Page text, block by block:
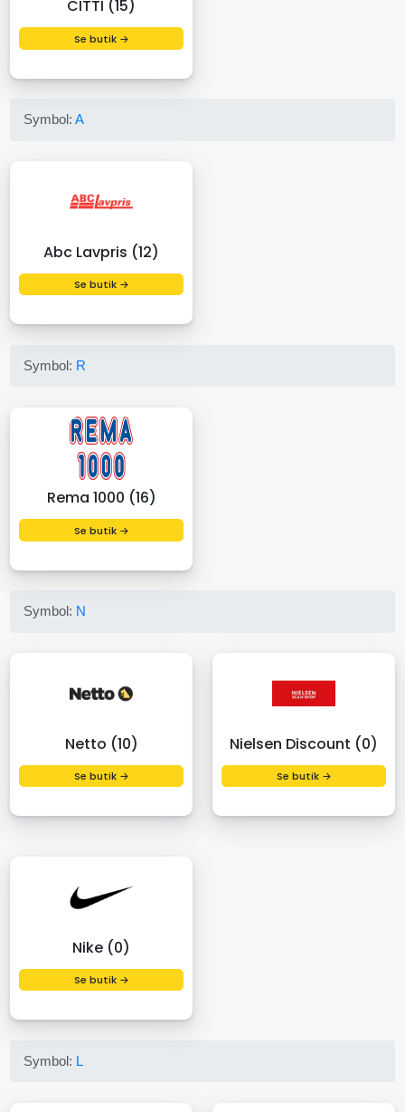
CITTI (15)
Se butik →
Symbol:A
Abc Lavpris (12)
Se butik →
Symbol: R
Rema 1000 (16)
Se butik →
Symbol: N
Netto (10)
Se butik →
Nielsen Discount (0)
Se butik →
Nike (0)
Se butik →
Symbol: L